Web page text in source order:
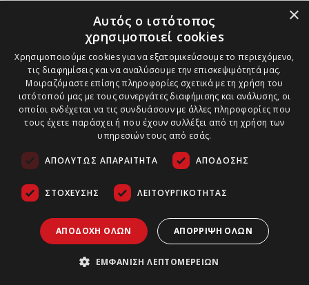
×
Αυτός ο ιστότοπος
χρησιμοποιεί cookies
Χρησιμοποιούμε cookies για να εξατομικεύσουμε το περιεχόμενο,
τις διαφημίσεις και να αναλύσουμε την επισκεψιμότητά μας.
Μοιραζόμαστε επίσης πληροφορίες σχετικά με τη χρήση του
ιστότοπού μας με τους συνεργάτες διαφήμισης και ανάλυσης, οι
οποίοι ενδέχεται να τις συνδυάσουν με άλλες πληροφορίες που
τους έχετε παράσχει ή που έχουν συλλέξει από τη χρήση των
υπηρεσιών τους από εσάς.
ΑΠΟΛΎΤΩΣ ΑΠΑΡΑΊΤΗΤΑ ΑΠΌΔΟΣΗΣ
ΣΤΌΧΕΥΣΗΣ ΛΕΙΤΟΥΡΓΙΚΌΤΗΤΑΣ
ΑΠΟΔΟΧΉ ΌΛΩΝ ΑΠΌΡΡΙΨΗ ΌΛΩΝ
ΕΜΦΆΝΙΣΗ ΛΕΠΤΟΜΕΡΕΙΏΝ